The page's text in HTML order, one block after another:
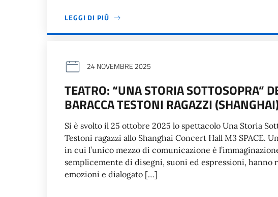
LEGGI DI PIÙ
24 NOVEMBRE 2025
TEATRO: “UNA STORIA SOTTOSOPRA”
BARACCA TESTONI RAGAZZI
Si è svolto il 25 ottobre 2025 lo spettacolo Una Storia
Testoni ragazzi allo Shanghai Concert Hall M3 SPACE.
in cui l’unico mezzo di comunicazione è
semplicemente di disegni, suoni ed espressioni, hanno
emozioni e dialogato […]